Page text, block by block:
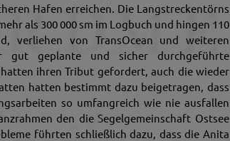
Hafen erreichen. Die Langstreckentörns
als 300 000 sm im Logbuch und hingen 110
verliehen von TransOcean und weiteren
gut geplante und sicher durchgeführte
ihren Tribut gefordert, auch die wieder
hatten bestimmt dazu beigetragen, dass
so umfangreich wie nie ausfallen
den die Segelgemeinschaft Ostsee
führten schließlich dazu, dass die Anita